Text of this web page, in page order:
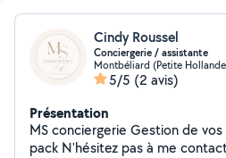
Cindy Roussel
Conciergerie / assistante
Montbéliard (Petite
5/5 (2 avis)
Présentation
MS conciergerie Gestion de vos biens à la carte ou en
pack N'hésitez pas à me contacter pour plus